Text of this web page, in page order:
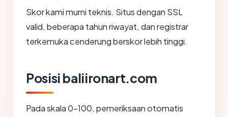
Skor kami murni teknis. Situs dengan SSL
valid, beberapa tahun riwayat, dan registrar
terkemuka cenderung berskor lebih tinggi.
Posisi baliironart.com
Pada skala 0-100, pemeriksaan otomatis